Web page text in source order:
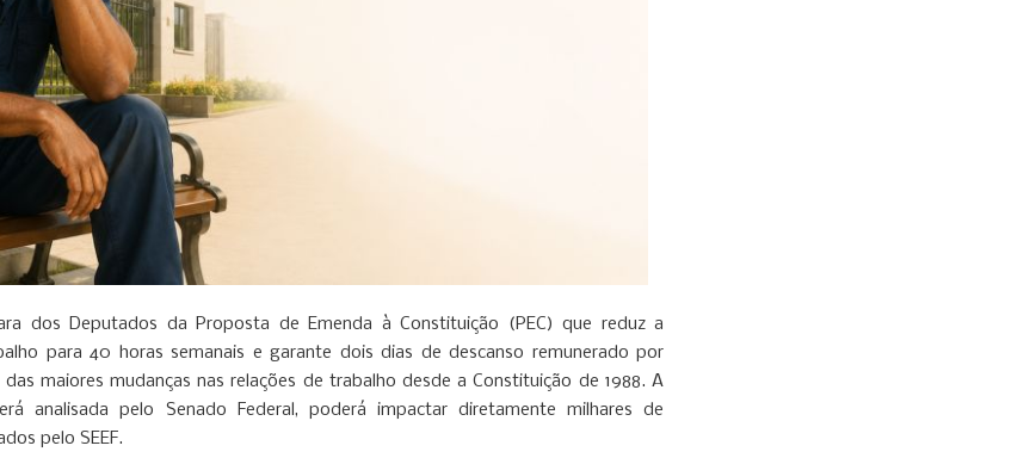
dos Deputados da Proposta de Emenda à Constituição (PEC) que reduz a
para 40 horas semanais e garante dois dias de descanso remunerado por
maiores mudanças nas relações de trabalho desde a Constituição de 1988. A
analisada pelo Senado Federal, poderá impactar diretamente milhares de
pelo SEEF.